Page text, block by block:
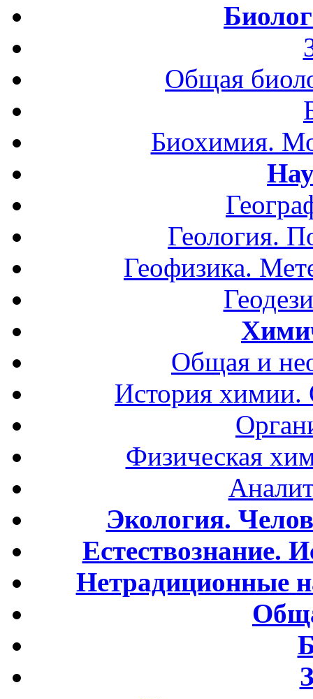
Общая
Биохимия.
Геология.
Геофизика.
Общая и
История
Физическая
Экология.
Естествознание.
Нетрадиционные